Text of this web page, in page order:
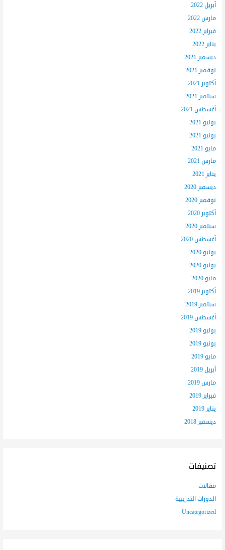
أبريل 2022
مارس 2022
فبراير 2022
يناير 2022
ديسمبر 2021
نوفمبر 2021
أكتوبر 2021
سبتمبر 2021
أغسطس 2021
يوليو 2021
يونيو 2021
مايو 2021
مارس 2021
يناير 2021
ديسمبر 2020
نوفمبر 2020
أكتوبر 2020
سبتمبر 2020
أغسطس 2020
يوليو 2020
يونيو 2020
مايو 2020
أكتوبر 2019
سبتمبر 2019
أغسطس 2019
يوليو 2019
يونيو 2019
مايو 2019
أبريل 2019
مارس 2019
فبراير 2019
يناير 2019
ديسمبر 2018
تصنيفات
مقالات
الدورات التدريبية
Uncategorized